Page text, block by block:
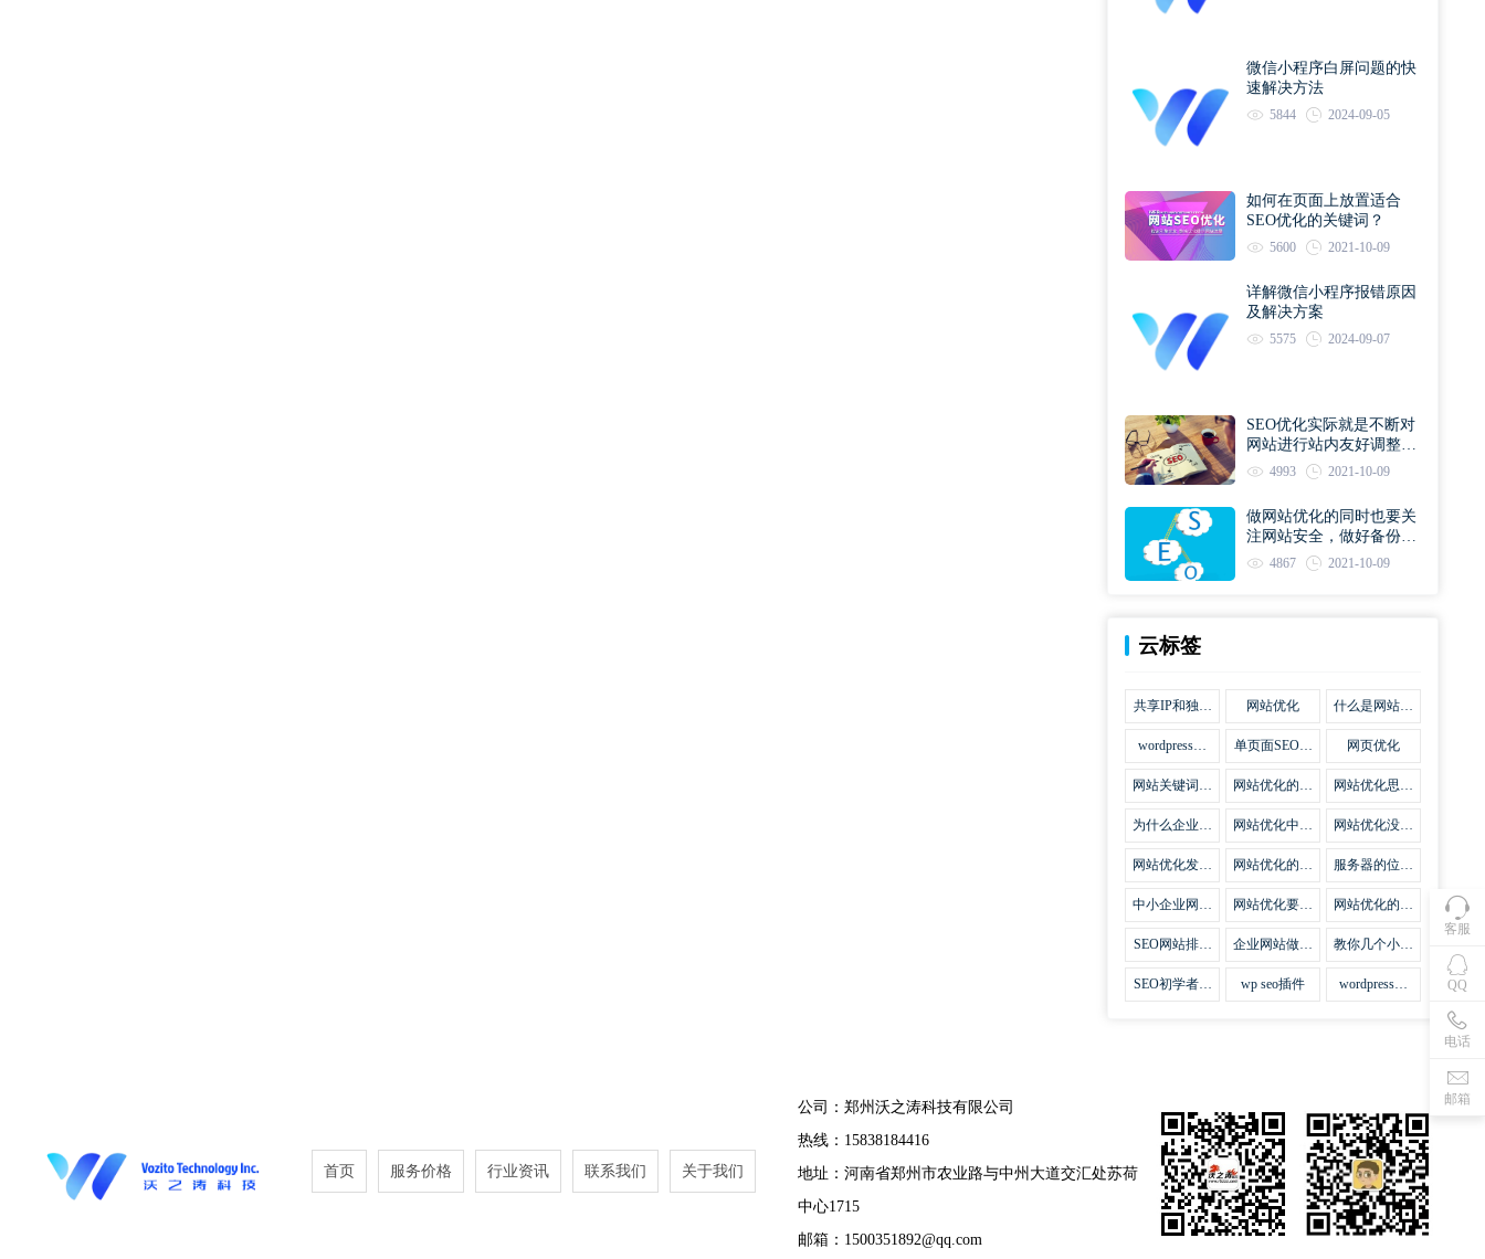
微信小程序白屏问题的快
速解决方法
5844 2024-09-05
如何在页面上放置适合
SEO优化的关键词？
5600 2021-10-09
详解微信小程序报错原因
及解决方案
5575 2024-09-07
SEO优化实际就是不断对
网站进行站内友好调整直
到符合优化规则
4993 2021-10-09
做网站优化的同时也要关
注网站安全，做好备份工
作 4867 2021-10-09
云标签
共享IP和独立
网站优化
什么是网站优
wordpress网
集插件
单页面SEO网
网页优化
网站关键词优
么
网站优化的误
网站优化思路
要
为什么企业网
网站SEO优
网站优化中关
干问题
网站优化没有
味道
网站优化发挥
网站优化的费
服务器的位置
影响
中小企业网站
法
网站优化要不
网站优化的逆
SEO网站排名
法宝
企业网站做好
势
教你几个小技
页优化
SEO初学者，
wp seo插件
wordpress插
客服
QQ
电话
邮箱
首页 服务价格 行业资讯 联系我们 关于我们
公司：郑州沃之涛科技有限公司
热线：15838184416
地址：河南省郑州市农业路与中州大道交汇处苏荷
中心1715
邮箱：1500351892@qq.com